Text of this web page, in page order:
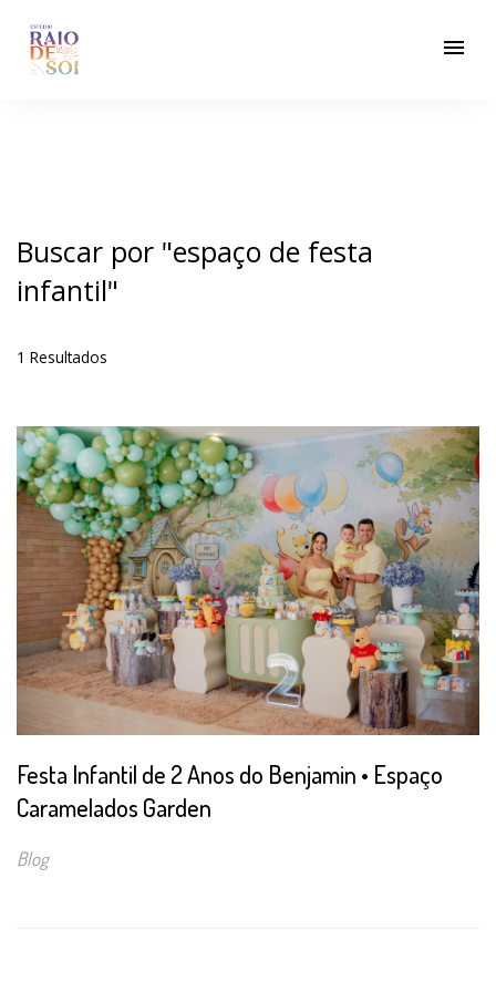
menu
Buscar por "espaço de festa
infantil"
1 Resultados
Festa Infantil de 2 Anos do Benjamin • Espaço
Caramelados Garden
Blog